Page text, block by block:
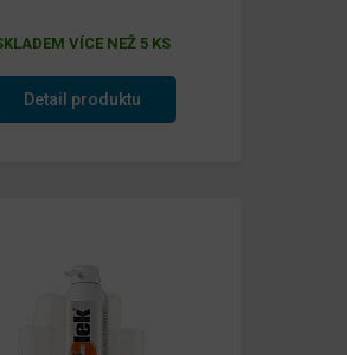
VÍCE NEŽ 5 KS
Detail produktu